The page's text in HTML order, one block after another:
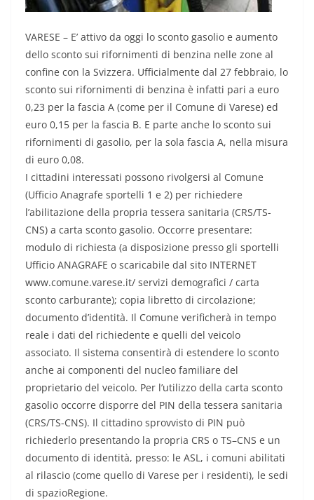
VARESE – E’ attivo da oggi lo sconto gasolio e aumento
dello sconto sui rifornimenti di benzina nelle zone al
confine con la Svizzera. Ufficialmente dal 27 febbraio, lo
sconto sui rifornimenti di benzina è infatti pari a euro
0,23 per la fascia A (come per il Comune di Varese) ed
euro 0,15 per la fascia B. E parte anche lo sconto sui
rifornimenti di gasolio, per la sola fascia A, nella misura
di euro 0,08.
I cittadini interessati possono rivolgersi al Comune
(Ufficio Anagrafe sportelli 1 e 2) per richiedere
l’abilitazione della propria tessera sanitaria (CRS/TS-
CNS) a carta sconto gasolio. Occorre presentare:
modulo di richiesta (a disposizione presso gli sportelli
Ufficio ANAGRAFE o scaricabile dal sito INTERNET
www.comune.varese.it/ servizi demografici / carta
sconto carburante); copia libretto di circolazione;
documento d’identità. Il Comune verificherà in tempo
reale i dati del richiedente e quelli del veicolo
associato. Il sistema consentirà di estendere lo sconto
anche ai componenti del nucleo familiare del
proprietario del veicolo. Per l’utilizzo della carta sconto
gasolio occorre disporre del PIN della tessera sanitaria
(CRS/TS-CNS). Il cittadino sprovvisto di PIN può
richiederlo presentando la propria CRS o TS–CNS e un
documento di identità, presso: le ASL, i comuni abilitati
al rilascio (come quello di Varese per i residenti), le sedi
di spazioRegione.